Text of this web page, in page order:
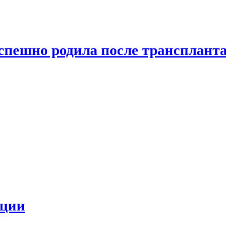
родила после